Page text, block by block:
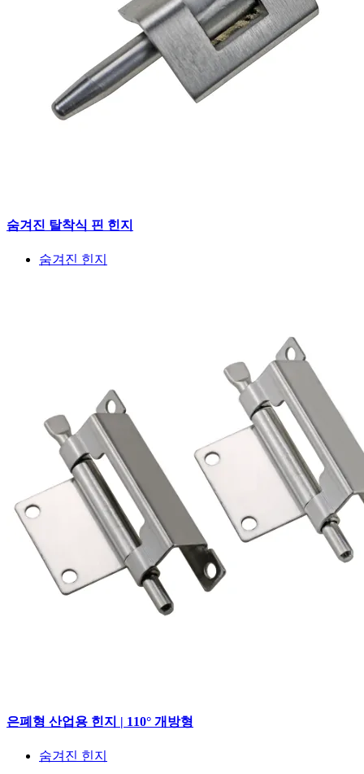
숨겨진 탈착식 핀 힌지
숨겨진 힌지
은폐형 산업용 힌지 | 110° 개방형
숨겨진 힌지